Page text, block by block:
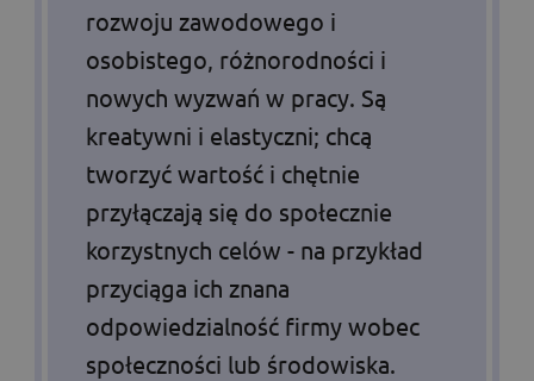
rozwoju zawodowego i
osobistego, różnorodności i
nowych wyzwań w pracy. Są
kreatywni i elastyczni; chcą
tworzyć wartość i chętnie
przyłączają się do społecznie
korzystnych celów - na przykład
przyciąga ich znana
odpowiedzialność firmy wobec
społeczności lub środowiska.